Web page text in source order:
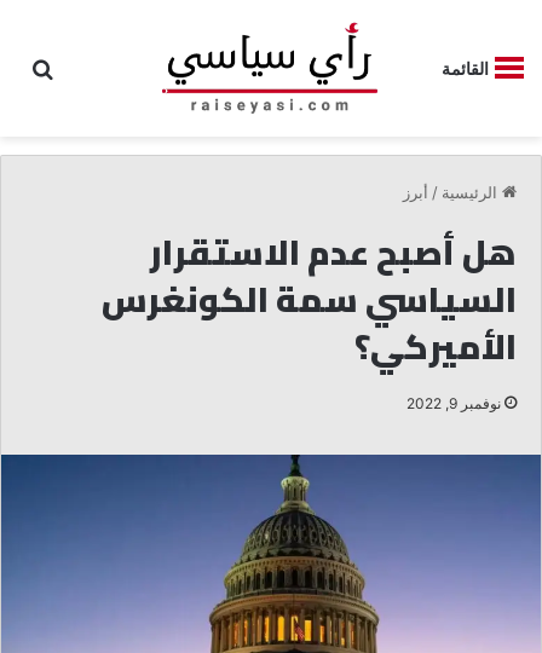
القائمة
الرئيسية / أبرز
هل أصبح عدم الاستقرار
السياسي سمة الكونغرس
الأميركي؟
نوفمبر 9, 2022